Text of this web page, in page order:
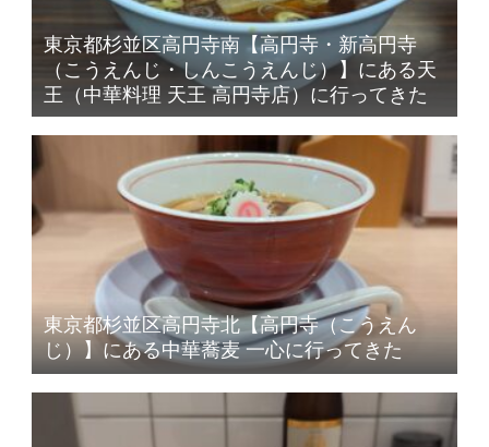
東京都杉並区高円寺南【高円寺・新高円寺
（こうえんじ・しんこうえんじ）】にある天
王（中華料理 天王 高円寺店）に行ってきた
東京都杉並区高円寺北【高円寺（こうえん
じ）】にある中華蕎麦 一心に行ってきた